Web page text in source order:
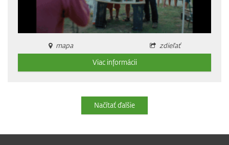
mapa
zdieľať
Viac informácii
Načítať ďalšie